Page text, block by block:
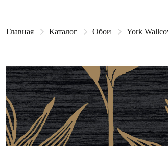
Главная Каталог Обои York